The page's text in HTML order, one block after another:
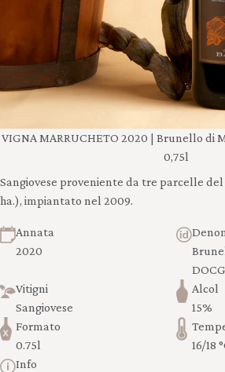
VIGNA MARRUCHETO 2020 | Brunello di
0,75l
Sangiovese proveniente da tre parcelle
ha.), impiantato nel 2009.
Annata
2020
DOCG
Vitigni
Sangiovese
Alcol
15%
Formato
0.75l
16/18
Info